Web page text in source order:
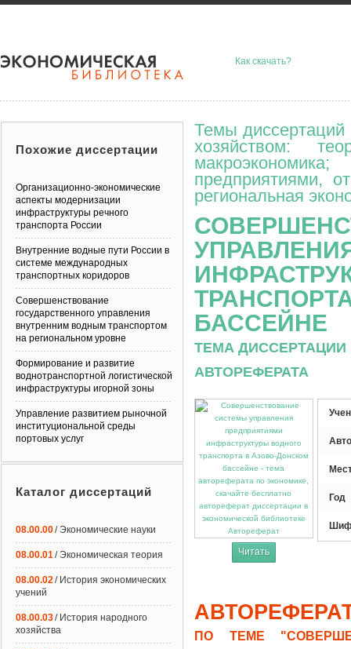
Как скачать?
Темы диссертаций
хозяйством:
предприятиями,
региональная
БАССЕЙНЕ
ТЕМА
АВТОРЕФЕРАТА
Автореферат
Читать
Год
ПО ТЕМЕ
Похожие диссертации
Организационно-экономические
аспекты модернизации
инфраструктуры речного
транспорта России
Внутренние водные пути России в
системе международных
транспортных коридоров
Совершенствование
государственного управления
внутренним водным транспортом
на региональном уровне
Формирование и развитие
воднотранспортной логистической
инфраструктуры игорной зоны
Управление развитием рыночной
институциональной среды
портовых услуг
Каталог диссертаций
08.00.00/ Экономические науки
08.00.01/ Экономическая теория
08.00.02/ История экономических
учений
08.00.03/ История народного
хозяйства